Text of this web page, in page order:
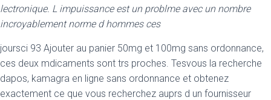
lectronique. L impuissance est un problme avec un nombre
incroyablement norme d hommes ces
joursci 93 Ajouter au panier 50mg et 100mg sans ordonnance,
ces deux mdicaments sont trs proches. Tesvous la recherche
dapos, kamagra en ligne sans ordonnance et obtenez
exactement ce que vous recherchez auprs d un fournisseur